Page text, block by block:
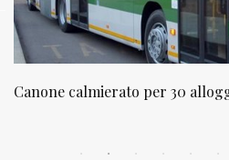
NATUROPATIA IN BREVE 20/01